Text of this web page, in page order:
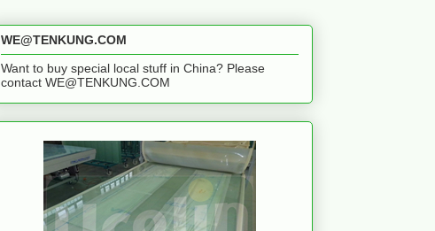
WE@TENKUNG.COM
Want to buy special local stuff in China? Please
contact WE@TENKUNG.COM